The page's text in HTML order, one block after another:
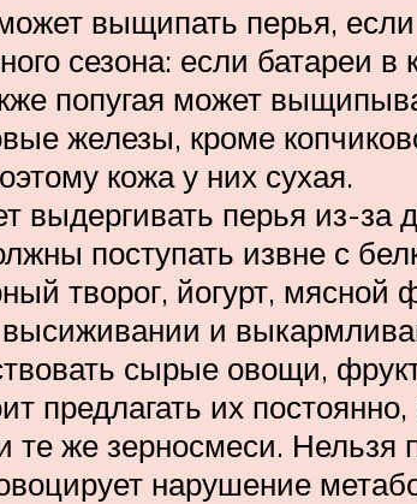
выщипать перья,
сезона: если батареи
попугая может
железы, кроме
кожа у них сухая.
выдергивать перья из-за
поступать извне с
творог, йогурт,
и
сырые овощи,
предлагать их
те же зерносмеси. Нельзя
нарушение